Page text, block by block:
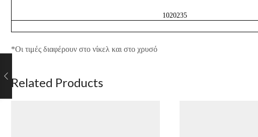
1020235
*Οι τιμές διαφέρουν στο νίκελ και στο χρυσό
Related Products